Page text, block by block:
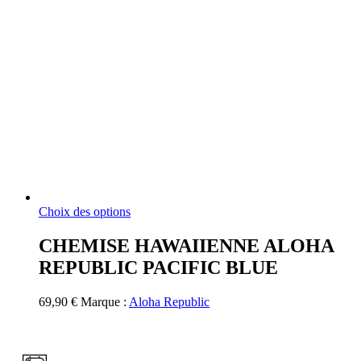
Choix des optionsCe
a
plusieurs
variations.
options
peuvent
CHEMISE HAWAIIENNE ALOHA
REPUBLIC PACIFIC BLUE
69,90 € Marque : Aloha Republic